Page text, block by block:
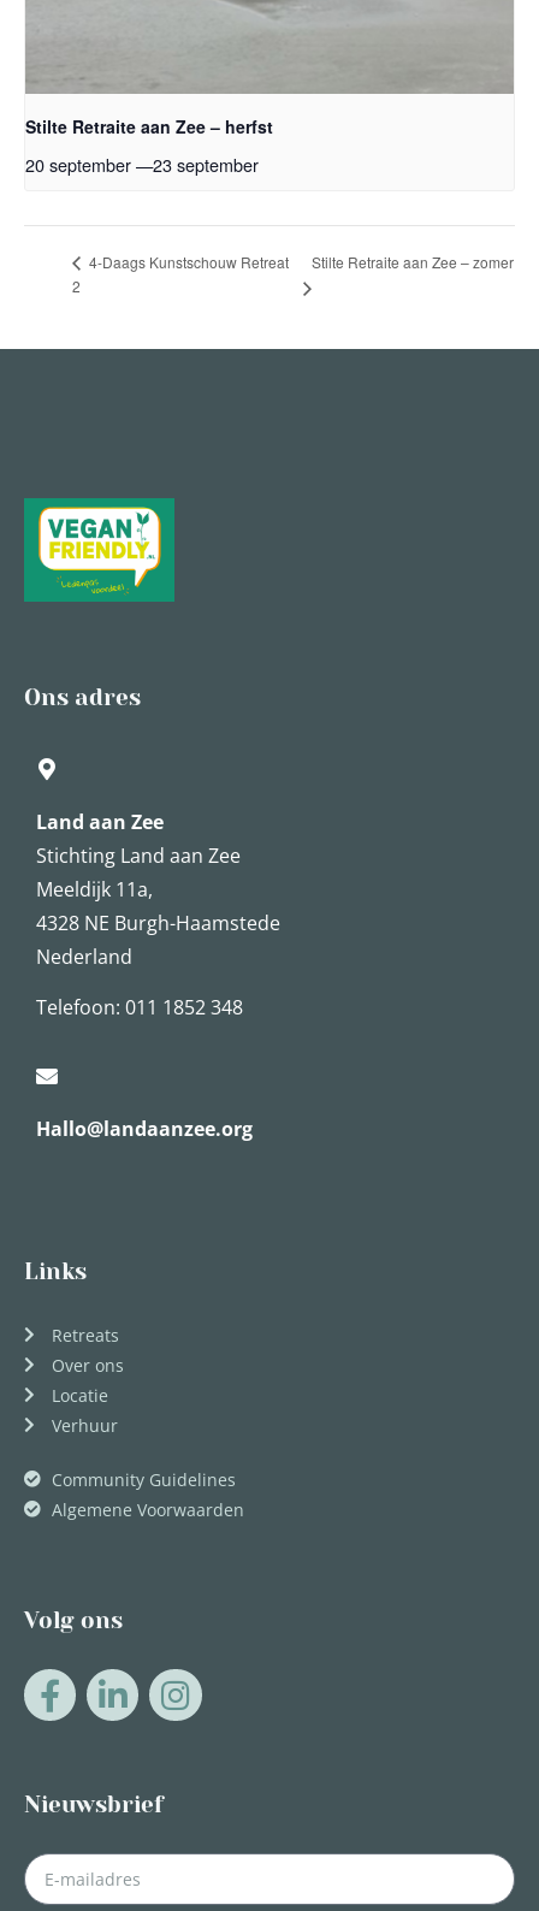
Stilte Retraite aan Zee – herfst
20 september—23 september
4-Daags Kunstschouw Retreat
2
Stilte Retraite aan Zee – zomer
Ons adres
Land aan Zee
Stichting Land aan Zee
Meeldijk 11a,
4328 NE Burgh-Haamstede
Nederland
Telefoon: 011 1852 348
Hallo@landaanzee.org
Links
Retreats
Over ons
Locatie
Verhuur
Community Guidelines
Algemene Voorwaarden
Volg ons
Nieuwsbrief